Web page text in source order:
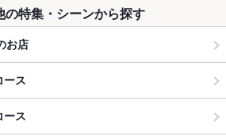
特集・シーンから探す
お店
ース
ース